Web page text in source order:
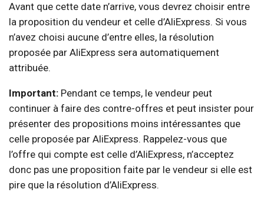
Avant que cette date n’arrive, vous devrez choisir entre
la proposition du vendeur et celle d’AliExpress. Si vous
n’avez choisi aucune d’entre elles, la résolution
proposée par AliExpress sera automatiquement
attribuée.
Important: Pendant ce temps, le vendeur peut
continuer à faire des contre-offres et peut insister pour
présenter des propositions moins intéressantes que
celle proposée par AliExpress. Rappelez-vous que
l’offre qui compte est celle d’AliExpress, n’acceptez
donc pas une proposition faite par le vendeur si elle est
pire que la résolution d’AliExpress.